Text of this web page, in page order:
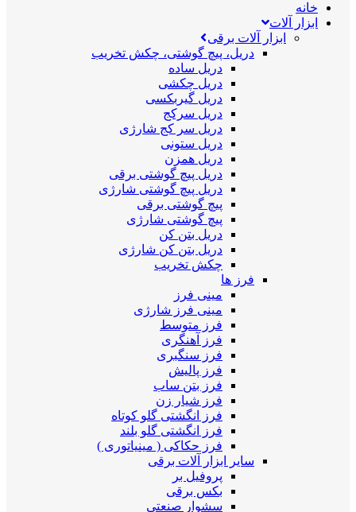
خانه
ابزار آلات
ابزار آلات برقی
دریل، پیچ گوشتی، چکش تخریب
دریل ساده
دریل چکشی
دریل گیربکسی
دریل سرکج
دریل سر کج شارژی
دریل ستونی
دریل همزن
دریل پیچ گوشتی برقی
دریل پیچ گوشتی شارژی
پیچ گوشتی برقی
پیچ گوشتی شارژی
دریل بتن کن
دریل بتن کن شارژی
چکش تخریب
فرز ها
مینی فرز
مینی فرز شارژی
فرز متوسط
فرز آهنگری
فرز سنگبری
فرز پالیش
فرز بتن ساب
فرز شیار زن
فرز انگشتی گلو کوتاه
فرز انگشتی گلو بلند
فرز حکاکی ( مینیاتوری )
سایر ابزار آلات برقی
پروفیل بر
بکس برقی
سشوار صنعتی